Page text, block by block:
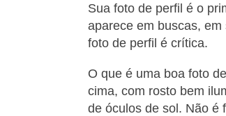
Sua foto de perfil é o
aparece em buscas,
foto de perfil é crítica.
O que é uma boa foto
cima, com rosto bem
de óculos de sol. Não é